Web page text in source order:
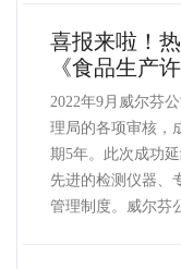
喜报来啦！
《食品生产
2022年9月威尔芬
理局的各项审核，
期5年。此次成功
先进的检测仪器、
管理制度。威尔芬